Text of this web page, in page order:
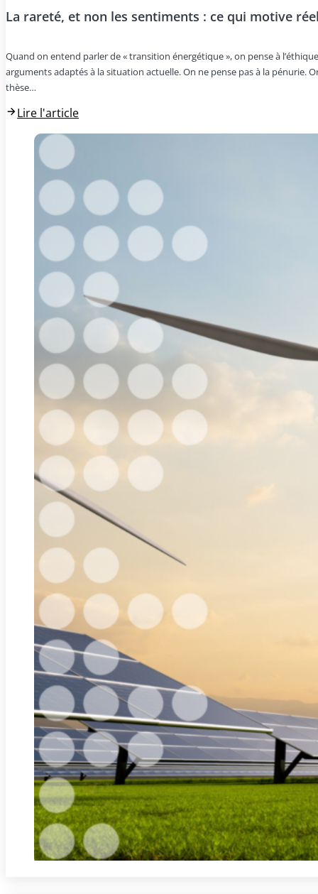
La rareté, et non les sentiments : ce qui motive
Quand on entend parler de « transition énergétique », on pense à
arguments adaptés à la situation actuelle. On ne pense pas à la pénurie.
thèse…
Lire l'article